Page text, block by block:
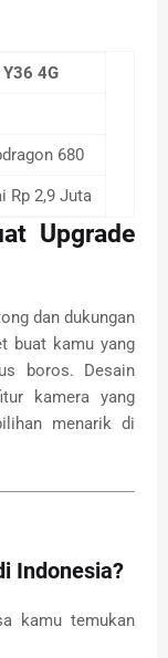
4G
680
Rp 2,9 Juta
Upgrade
dan dukungan
buat kamu yang
boros. Desain
kamera yang
menarik di
Indonesia?
kamu temukan